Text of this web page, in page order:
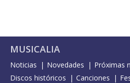
MUSICALIA
Noticias Novedades
Próximas
Discos históricos
Canciones